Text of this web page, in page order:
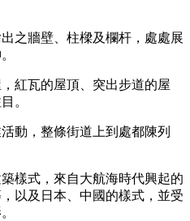
之牆壁、柱樑及欄杆，處處展
紅瓦的屋頂、突出步道的屋
。
動，整條街道上到處都陳列
樣式，來自大航海時代興起的
以及日本、中國的樣式，並受